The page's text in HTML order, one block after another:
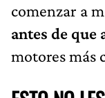
comenzar a
antes de que
motores más